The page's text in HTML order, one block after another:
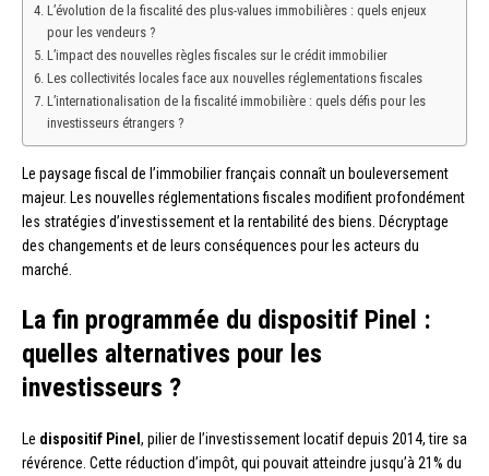
L’évolution de la fiscalité des plus-values immobilières : quels enjeux
pour les vendeurs ?
L’impact des nouvelles règles fiscales sur le crédit immobilier
Les collectivités locales face aux nouvelles réglementations fiscales
L’internationalisation de la fiscalité immobilière : quels défis pour les
investisseurs étrangers ?
Le paysage fiscal de l’immobilier français connaît un bouleversement
majeur. Les nouvelles réglementations fiscales modifient profondément
les stratégies d’investissement et la rentabilité des biens. Décryptage
des changements et de leurs conséquences pour les acteurs du
marché.
La fin programmée du dispositif Pinel :
quelles alternatives pour les
investisseurs ?
Le dispositif Pinel , pilier de l’investissement locatif depuis 2014, tire sa
révérence. Cette réduction d’impôt, qui pouvait atteindre jusqu’à 21% du